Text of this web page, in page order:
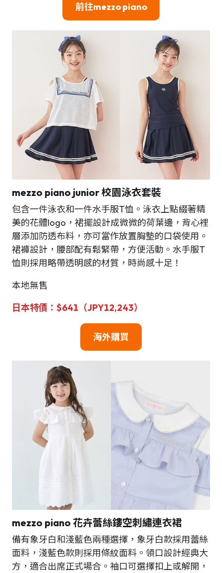
前往mezzo piano
mezzo piano junior校園泳衣套裝
包含一件泳衣和一件水手服T恤。泳衣上點綴著精
美的花體logo，裙擺設計成微微的荷葉邊，背心裡
層添加防透布料，亦可當作放置胸墊的口袋使用。
裙褲設計，腰部配有鬆緊帶，方便活動。水手服T
恤則採用略帶透明感的材質，時尚感十足！
本地無售
日本特價：$641（JPY12,243）
海外購買
mezzo piano 花卉蕾絲鏤空刺繡連衣裙
備有象牙白和淺藍色兩種選擇，象牙白款採用蕾絲
面料，淺藍色款則採用條紋面料。領口設計經典大
方，適合出席正式場合。袖口可選擇扣上或解開，